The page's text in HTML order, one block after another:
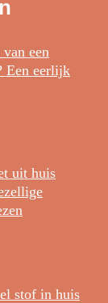
een
Een eerlijk
uit huis
stof in huis